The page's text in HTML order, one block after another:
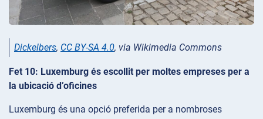
Dickelbers, CC BY-SA 4.0, via Wikimedia Commons
Fet 10: Luxemburg és escollit per moltes empreses per a
la ubicació d’oficines
Luxemburg és una opció preferida per a nombroses